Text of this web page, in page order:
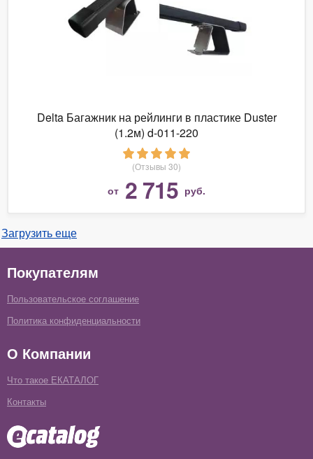
Delta Багажник на рейлинги в пластике Duster
(1.2м) d-011-220
(Отзывы 30)
от 2 715 руб.
Загрузить еще
Покупателям
Пользовательское соглашение
Политика конфиденциальности
О Компании
Что такое ЕКАТАЛОГ
Контакты